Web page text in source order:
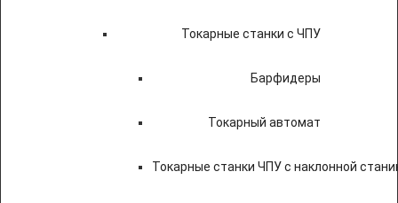
Токарные станки с ЧПУ
Барфидеры
Токарный автомат
Токарные станки ЧПУ c наклонной